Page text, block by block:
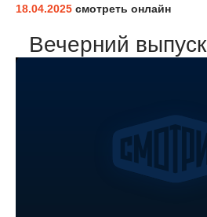
18.04.2025 смотреть онлайн
Вечерний